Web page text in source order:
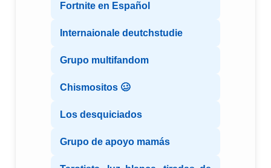
Fortnite en Español
Internaionale deutchstudie
Grupo multifandom
Chismositos 🥴
Los desquiciados
Grupo de apoyo mamás